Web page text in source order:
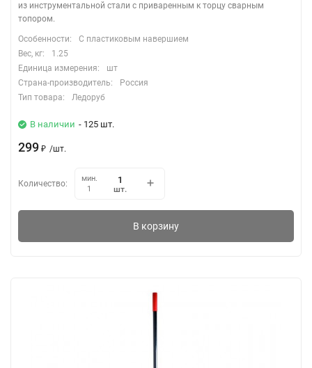
из инструментальной стали с приваренным к торцу сварным
топором.
Особенности:
С пластиковым навершием
Вес, кг:
1.25
Единица измерения:
шт
Страна-производитель:
Россия
Тип товара:
Ледоруб
В наличии - 125 шт.
299 ₽ /шт.
Количество:
мин.
1
шт.
В корзину